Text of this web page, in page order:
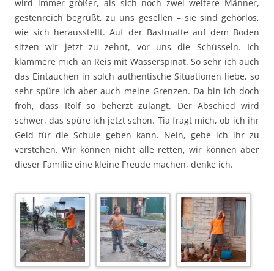
wird immer größer, als sich noch zwei weitere Männer,
gestenreich begrüßt, zu uns gesellen – sie sind gehörlos,
wie sich herausstellt. Auf der Bastmatte auf dem Boden
sitzen wir jetzt zu zehnt, vor uns die Schüsseln. Ich
klammere mich an Reis mit Wasserspinat. So sehr ich auch
das Eintauchen in solch authentische Situationen liebe, so
sehr spüre ich aber auch meine Grenzen. Da bin ich doch
froh, dass Rolf so beherzt zulangt. Der Abschied wird
schwer, das spüre ich jetzt schon. Tia fragt mich, ob ich ihr
Geld für die Schule geben kann. Nein, gebe ich ihr zu
verstehen. Wir können nicht alle retten, wir können aber
dieser Familie eine kleine Freude machen, denke ich.